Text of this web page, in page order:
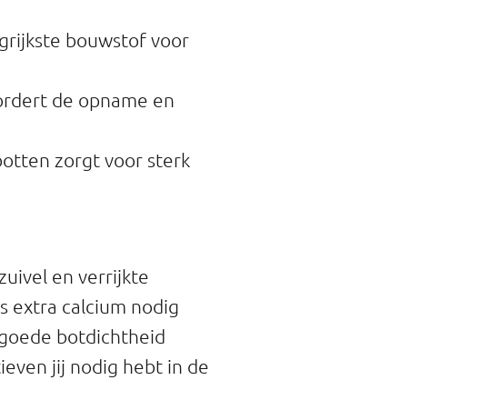
bouwstof voor
de opname en
zorgt voor sterk
en verrijkte
extra calcium nodig
botdichtheid
jij nodig hebt in de